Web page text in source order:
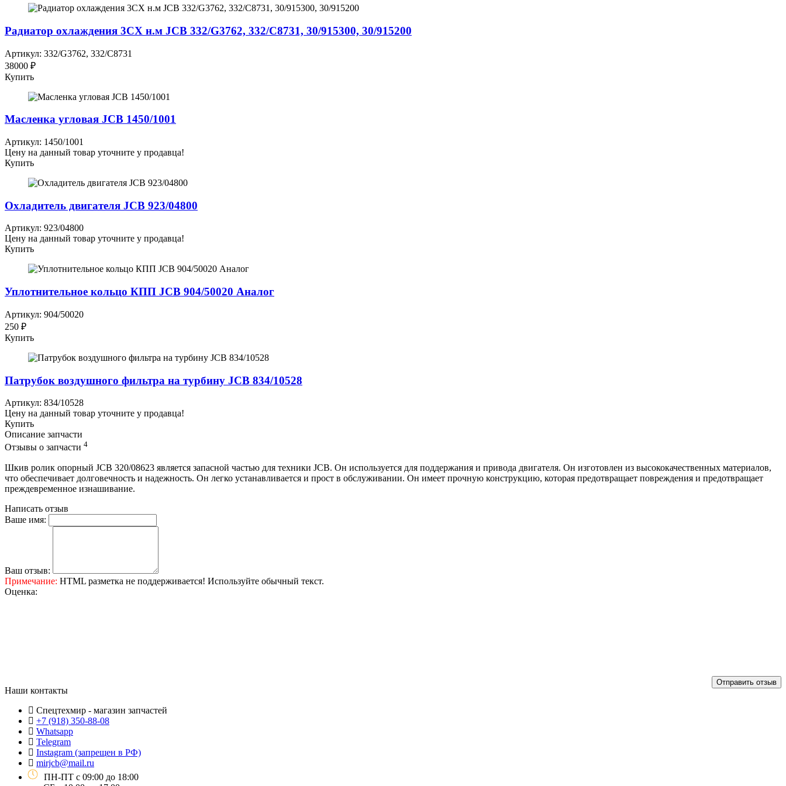
Радиатор охлаждения 3СХ н.м JCB 332/G3762, 332/C8731, 30/915300, 30/915200
Артикул: 332/G3762, 332/C8731
38000 ₽
Купить
Масленка угловая JCB 1450/1001
Артикул: 1450/1001
Цену на данный товар уточните у продавца!
Купить
Охладитель двигателя JCB 923/04800
Артикул: 923/04800
Цену на данный товар уточните у продавца!
Купить
Уплотнительное кольцо КПП JCB 904/50020 Аналог
Артикул: 904/50020
250 ₽
Купить
Патрубок воздушного фильтра на турбину JCB 834/10528
Артикул: 834/10528
Цену на данный товар уточните у продавца!
Купить
Описание запчасти
Отзывы о запчасти 4
Шкив ролик опорный JCB 320/08623 является запасной частью для техники JCB. Он используется для поддержания и привода двигателя. Он изготовлен из высококачественных материалов,
что обеспечивает долговечность и надежность. Он легко устанавливается и прост в обслуживании. Он имеет прочную конструкцию, которая предотвращает повреждения и предотвращает
преждевременное изнашивание.
Написать отзыв
Ваше имя:
Ваш отзыв:
Примечание: HTML разметка не поддерживается! Используйте обычный текст.
Оценка:
Отправить отзыв
Наши контакты
Спецтехмир - магазин запчастей
+7 (918) 350-88-08
Whatsapp
Telegram
Instagram (запрещен в РФ)
mirjcb@mail.ru
ПН-ПТ с 09:00 до 18:00